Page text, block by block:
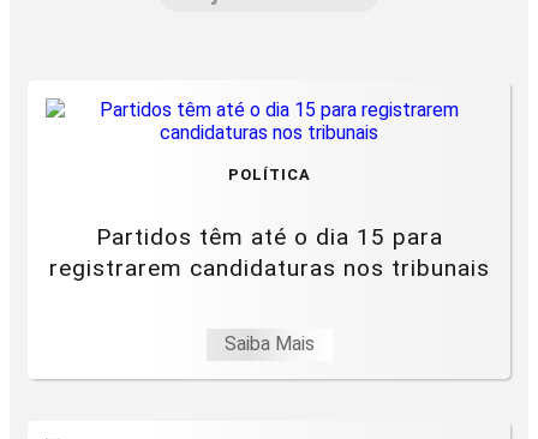
POLÍTICA
Partidos têm até o dia 15 para
registrarem candidaturas nos tribunais
Saiba Mais